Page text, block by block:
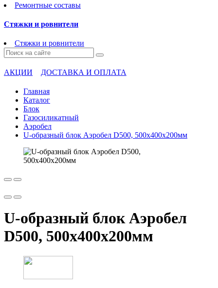
Ремонтные составы
Стяжки и ровнители
Стяжки и ровнители
АКЦИИ ДОСТАВКА И ОПЛАТА
Главная
Каталог
Блок
Газосиликатный
Аэробел
U-образный блок Аэробел D500, 500х400х200мм
U-образный блок Аэробел
D500, 500х400х200мм